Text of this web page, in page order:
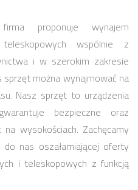
proponuje wynajem
teleskopowych wspólnie z
i w szerokim zakresie
sprzęt można wynajmować na
Nasz sprzęt to urządzenia
bezpieczne oraz
wysokościach. Zachęcamy
nas oszałamiającej oferty
i teleskopowych z funkcją